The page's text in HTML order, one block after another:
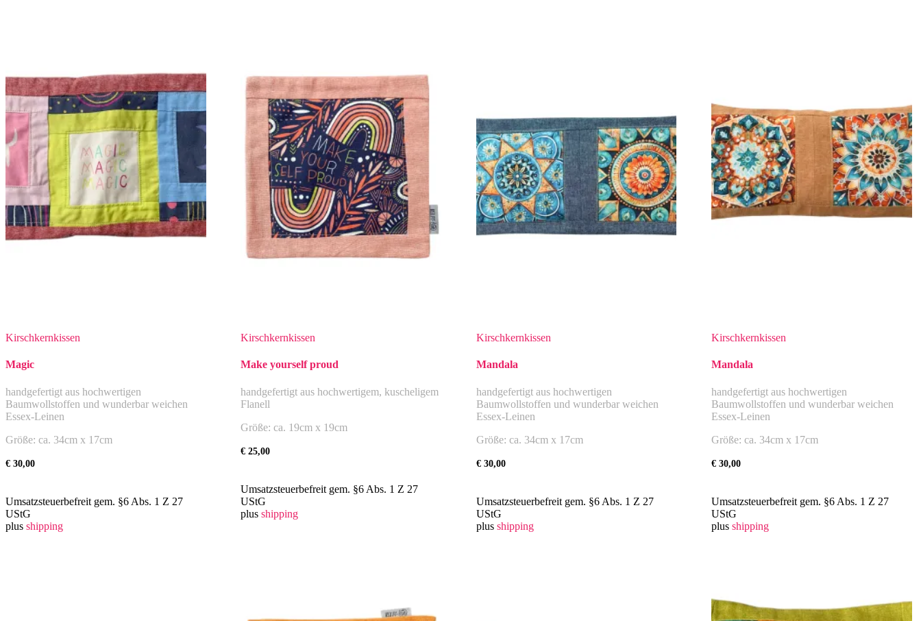
Kirschkernkissen
Magic
handgefertigt aus hochwertigen
Baumwollstoffen und wunderbar weichen
Essex-Leinen
Größe: ca. 34cm x 17cm
€ 30,00
Umsatzsteuerbefreit gem. §6 Abs. 1 Z 27
UStG
plus shipping
Kirschkernkissen
Make yourself proud
handgefertigt aus hochwertigem, kuscheligem
Flanell
Größe: ca. 19cm x 19cm
€ 25,00
Umsatzsteuerbefreit gem. §6 Abs. 1 Z 27
UStG
plusshipping
Kirschkernkissen
Mandala
handgefertigt aus hochwertigen
Baumwollstoffen und wunderbar weichen
Essex-Leinen
Größe: ca. 34cm x 17cm
€30,00
Umsatzsteuerbefreit gem. §6 Abs. 1 Z 27
UStG
plus shipping
Kirschkernkissen
Mandala
handgefertigt aus hochwertigen
Baumwollstoffen und wunderbar weichen
Essex-Leinen
Größe: ca. 34cm x 17cm
€30,00
Umsatzsteuerbefreit gem. §6 Abs. 1 Z 27
UStG
plus shipping